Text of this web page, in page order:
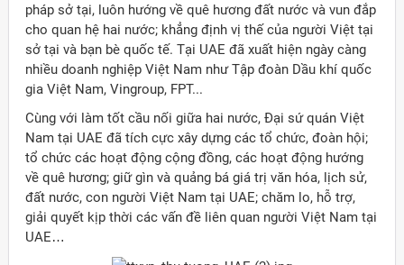
pháp sở tại, luôn hướng về quê hương đất nước và vun đắp
cho quan hệ hai nước; khẳng định vị thế của người Việt tại
sở tại và bạn bè quốc tế. Tại UAE đã xuất hiện ngày càng
nhiều doanh nghiệp Việt Nam như Tập đoàn Dầu khí quốc
gia Việt Nam, Vingroup, FPT...
Cùng với làm tốt cầu nối giữa hai nước, Đại sứ quán Việt
Nam tại UAE đã tích cực xây dựng các tổ chức, đoàn hội;
tổ chức các hoạt động cộng đồng, các hoạt động hướng
về quê hương; giữ gìn và quảng bá giá trị văn hóa, lịch sử,
đất nước, con người Việt Nam tại UAE; chăm lo, hỗ trợ,
giải quyết kịp thời các vấn đề liên quan người Việt Nam tại
UAE…